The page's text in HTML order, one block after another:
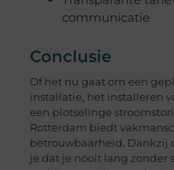
communicatie
Conclusie
Of het nu gaat om een
installatie, het installeren
een plotselinge
Rotterdam biedt
betrouwbaarheid. Dankzij
je dat je nooit lang zonder